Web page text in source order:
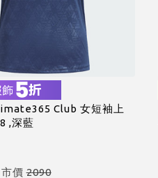
Club 女短袖上
,深藍
市價2090